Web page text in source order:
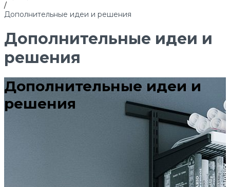
/
Дополнительные идеи и решения
Дополнительные идеи и
решения
Дополнительные идеи и
решения